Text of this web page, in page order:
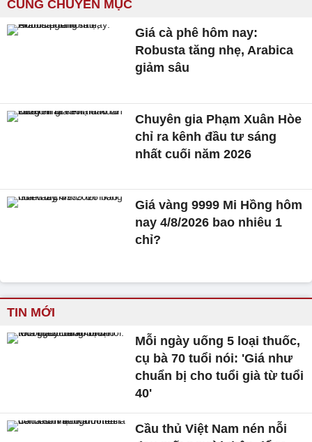
CÙNG CHUYÊN MỤC
Giá cà phê hôm nay:
Robusta tăng nhẹ, Arabica
giảm sâu
Chuyên gia Phạm Xuân Hòe
chỉ ra kênh đầu tư sáng
nhất cuối năm 2026
Giá vàng 9999 Mi Hồng hôm
nay 4/8/2026 bao nhiêu 1
chỉ?
TIN MỚI
Mỗi ngày uống 5 loại thuốc,
cụ bà 70 tuổi nói: 'Giá như
chuẩn bị cho tuổi già từ tuổi
40'
Cầu thủ Việt Nam nén nỗi